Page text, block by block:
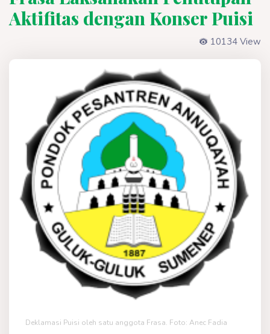
Aktifitas dengan Konser Puisi
10134 View
Deklamasi Puisi oleh satu anggota Frasa. Foto: Anec Fadia